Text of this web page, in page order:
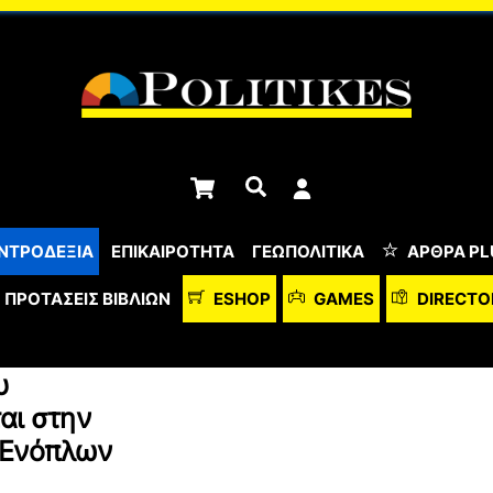
Cart Αναζήτηση
ΕΠΙΚΑΙΡΟΤΗΤΑ ΓΕΩΠΟΛΙΤΙΚΑ ΆΡΘΡΑ
ΠΡΟΤΆΣΕΙΣ ΒΙΒΛΊΩΝ ESHOP GAMES
στην